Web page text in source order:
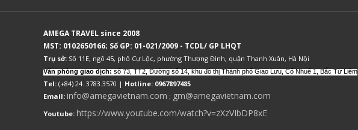
AMEGA TRAVEL since 2008
MST: 0102650166; Số GP: 01-021/2009 - TCDL/ GP LHQT
Trụ sở: Số 11E, ngõ 45, phố Cự Lộc, phường Thượng Đình, quận Thanh Xuân, Hà Nội
Văn phòng giao dịch: số 73, TT2, Đường số 14, khu đô thị Thành phố Giao Lưu, Cổ Nhuế 1, Bắc Từ Liêm
Tel: (+84) 24. 3783.3570 | Hotline: 0967897485
Email: info@amegavietnam.com ; gm@amegavietnam.com
Youtube: https://www.youtube.com/watch?v=zXzVIbDP8xE